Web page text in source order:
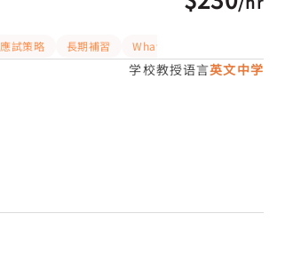
應試策略 長期補習 WhatsAPP問功課
学校教授语言英文中学